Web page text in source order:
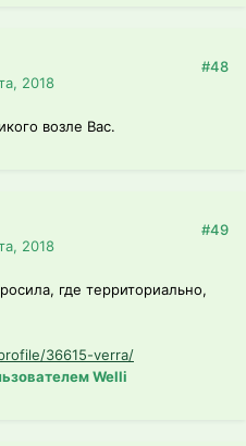
2018
#48
возле Вас.
2018
#49
где территориально,
36615-verra/
Welli